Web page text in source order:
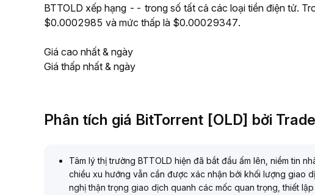
BTTOLD xếp hạng -- trong số tất cả các loại tiền điện tử.
$0.0002985 và mức thấp là $0.00029347.
Giá cao nhất & ngày
Giá thấp nhất & ngày
Phân tích giá BitTorrent [OLD] bởi
Tâm lý thị trường BTTOLD hiện đã bắt đầu ấm lên, niềm tin
chiều xu hướng vẫn cần được xác nhận bởi khối lượng giao
nghị thận trọng giao dịch quanh các mốc quan trọng, thiết